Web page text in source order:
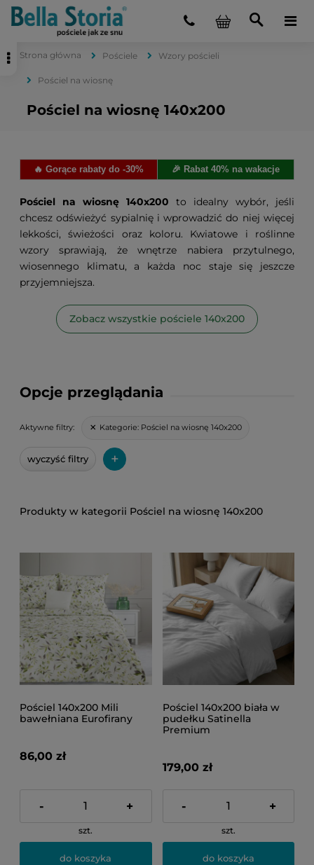
Strona główna Pościele Wzory pościeli
Pościel na wiosnę
Pościel na wiosnę 140x200
🔥 Gorące rabaty do -30% 🎉 Rabat 40% na wakacje
Opcje przeglądania
Aktywne filtry: Kategorie: Pościel na wiosnę 140x200
wyczyść filtry +
Pościel na wiosnę 140x200 to idealny wybór, jeśli
chcesz odświeżyć sypialnię i wprowadzić do niej więcej
lekkości, świeżości oraz koloru. Kwiatowe i roślinne
wzory sprawiają, że wnętrze nabiera przytulnego,
wiosennego klimatu, a każda noc staje się jeszcze
przyjemniejsza.
Zobacz wszystkie pościele 140x200
Pościel na wiosnę 140x200
Pościel 140x200 Mili
bawełniana Eurofirany
86,00 zł
- +
szt.
do koszyka
Pościel 140x200 biała w
pudełku Satinella
Premium
179,00 zł
- +
szt.
do koszyka